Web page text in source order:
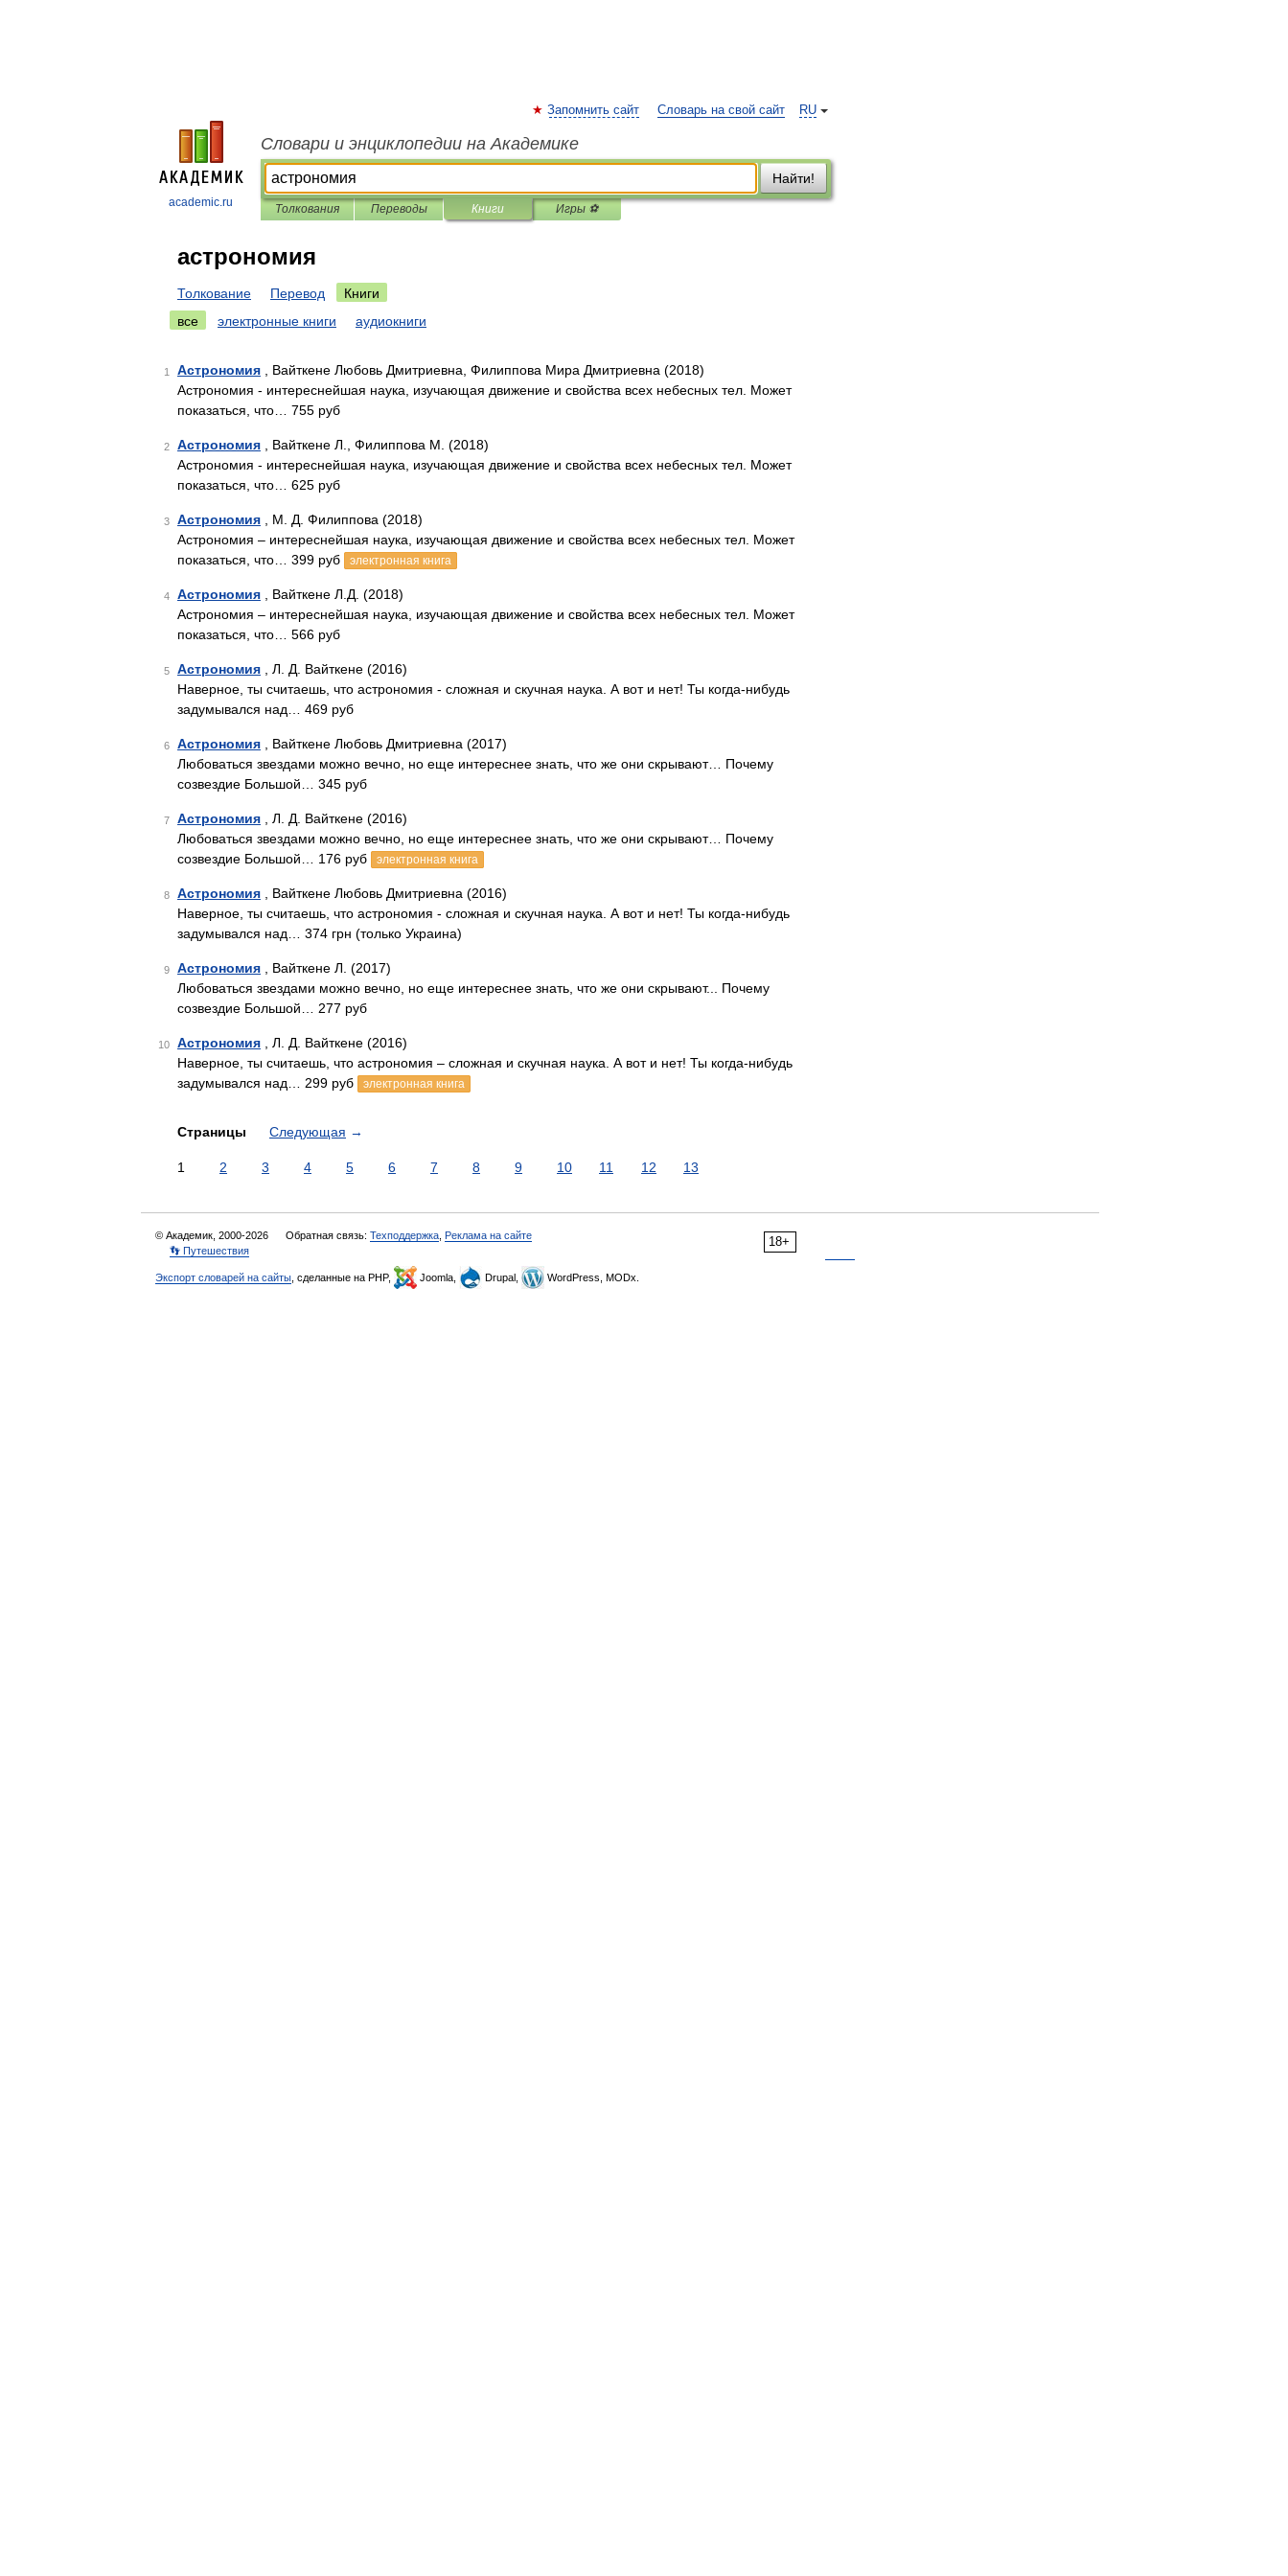
academic.ru
RU
Запомнить сайт Словарь на свой сайт
Словари и энциклопедии на Академике
Найти!
Толкования Переводы Книги Игры ⚽
астрономия
Толкование Перевод
Книги
все
электронные книги аудиокниги
1 Астрономия , Вайткене Любовь Дмитриевна, Филиппова Мира Дмитриевна (2018)
Астрономия - интереснейшая наука, изучающая движение и свойства всех небесных тел. Может
показаться, что… 755 руб
2 Астрономия , Вайткене Л., Филиппова М. (2018)
Астрономия - интереснейшая наука, изучающая движение и свойства всех небесных тел. Может
показаться, что… 625 руб
3 Астрономия , М. Д. Филиппова (2018)
Астрономия – интереснейшая наука, изучающая движение и свойства всех небесных тел. Может
показаться, что… 399 руб
электронная книга
4 Астрономия , Вайткене Л.Д. (2018)
Астрономия – интереснейшая наука, изучающая движение и свойства всех небесных тел. Может
показаться, что… 566 руб
5 Астрономия , Л. Д. Вайткене (2016)
Наверное, ты считаешь, что астрономия - сложная и скучная наука. А вот и нет! Ты когда-нибудь
задумывался над… 469 руб
6 Астрономия , Вайткене Любовь Дмитриевна (2017)
Любоваться звездами можно вечно, но еще интереснее знать, что же они скрывают… Почему
созвездие Большой… 345 руб
7 Астрономия , Л. Д. Вайткене (2016)
Любоваться звездами можно вечно, но еще интереснее знать, что же они скрывают… Почему
созвездие Большой… 176 руб
электронная книга
8 Астрономия , Вайткене Любовь Дмитриевна (2016)
Наверное, ты считаешь, что астрономия - сложная и скучная наука. А вот и нет! Ты когда-нибудь
задумывался над… 374 грн (только Украина)
9 Астрономия , Вайткене Л. (2017)
Любоваться звездами можно вечно, но еще интереснее знать, что же они скрывают... Почему
созвездие Большой… 277 руб
10 Астрономия , Л. Д. Вайткене (2016)
Наверное, ты считаешь, что астрономия – сложная и скучная наука. А вот и нет! Ты когда-нибудь
задумывался над… 299 руб
электронная книга
Страницы Следующая →
1 2 3 4 5 6 7 8 9 10 11 12 13
18+
© Академик, 2000-2026 Обратная связь: Техподдержка Реклама на сайте
👣 Путешествия
Экспорт словарей на сайты , сделанные на PHP, Joomla, Drupal, WordPress, MODx.